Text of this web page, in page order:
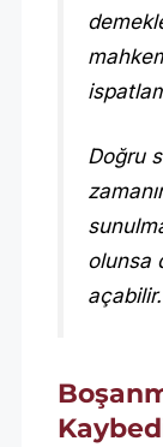
Doğru
olunsa
açabilir.